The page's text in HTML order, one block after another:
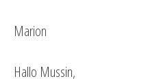
Marion
Hallo Mussin,